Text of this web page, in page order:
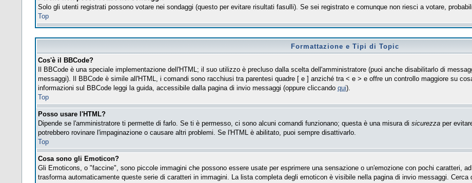
Solo gli utenti registrati possono votare nei sondaggi (questo per evitare risultati fasulli). Se sei registrato e comunque non riesci a votare,
Top
Formattazione e Tipi di Topic
Cos'è il BBCode?
Il BBCode è una speciale implementazione dell'HTML; il suo utilizzo è precluso dalla scelta dell'amministratore (puoi anche disabilitarlo di
messaggi). Il BBCode è simile all'HTML, i comandi sono racchiusi tra parentesi quadre [ e ] anziché tra < e > e offre un controllo maggiore su
informazioni sul BBCode leggi la guida, accessibile dalla pagina di invio messaggi (oppure cliccando qui).
Top
Posso usare l'HTML?
Dipende se l'amministratore ti permette di farlo. Se ti è permesso, ci sono alcuni comandi funzionano; questa è una misura di sicurezzaper
potrebbero rovinare l'impaginazione o causare altri problemi. Se l'HTML è abilitato, puoi sempre disattivarlo.
Top
Cosa sono gli Emoticon?
Gli Emoticons, o "faccine", sono piccole immagini che possono essere usate per esprimere una sensazione o un'emozione con pochi caratteri,
trasforma automaticamente queste serie di caratteri in immagini. La lista completa degli emoticon è visibile nella pagina di invio messaggi.